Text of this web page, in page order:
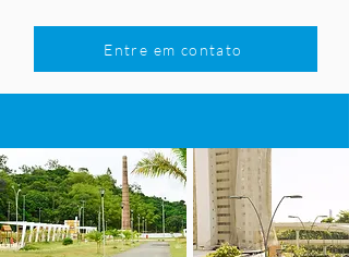
Entre em contato